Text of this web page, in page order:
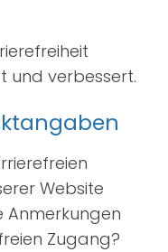
verbessert.
Website
Zugang?